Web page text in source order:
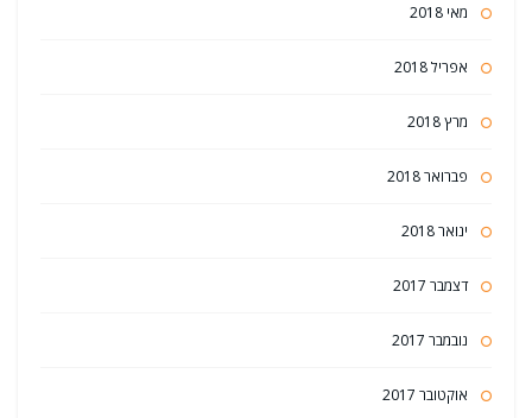
מאי 2018
אפריל 2018
מרץ 2018
פברואר 2018
ינואר 2018
דצמבר 2017
נובמבר 2017
אוקטובר 2017